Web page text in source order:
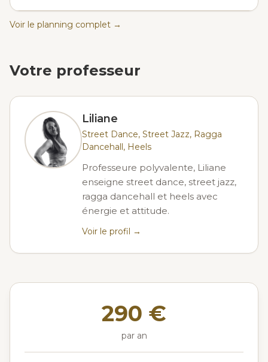
Voir le planning complet →
Votre professeur
Liliane
Street Dance, Street Jazz, Ragga
Dancehall, Heels
Professeure polyvalente, Liliane
enseigne street dance, street jazz,
ragga dancehall et heels avec
énergie et attitude.
Voir le profil →
290 €
par an